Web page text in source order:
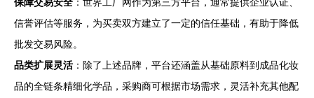
信誉评估等服务，为买卖双方建立了一定的信任基础，有助于降低
批发交易风险。
品类扩展灵活 ：除了上述品牌，平台还涵盖从基础原料到成品化妆
品的全链条精细化学品，采购商可根据市场需求，灵活补充其他配